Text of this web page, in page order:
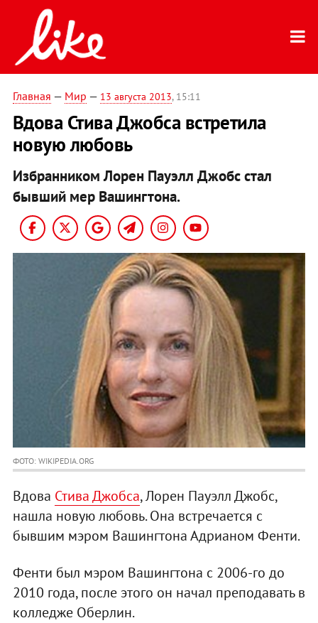
Главная — Мир — 13 августа 2013, 15:11
Вдова Стива Джобса встретила
новую любовь
Избранником Лорен Пауэлл Джобс стал
бывший мер Вашингтона.
ФОТО: WIKIPEDIA.ORG
Вдова Стива Джобса, Лорен Пауэлл Джобс,
нашла новую любовь. Она встречается с
бывшим мэром Вашингтона Адрианом Фенти.
Фенти был мэром Вашингтона с 2006-го до
2010 года, после этого он начал преподавать в
колледже Оберлин.